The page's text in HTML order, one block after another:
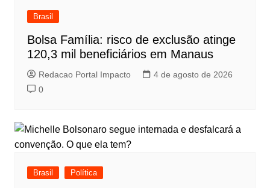
Brasil
Bolsa Família: risco de exclusão atinge
120,3 mil beneficiários em Manaus
Redacao Portal Impacto
4 de agosto de 2026
0
Brasil Política